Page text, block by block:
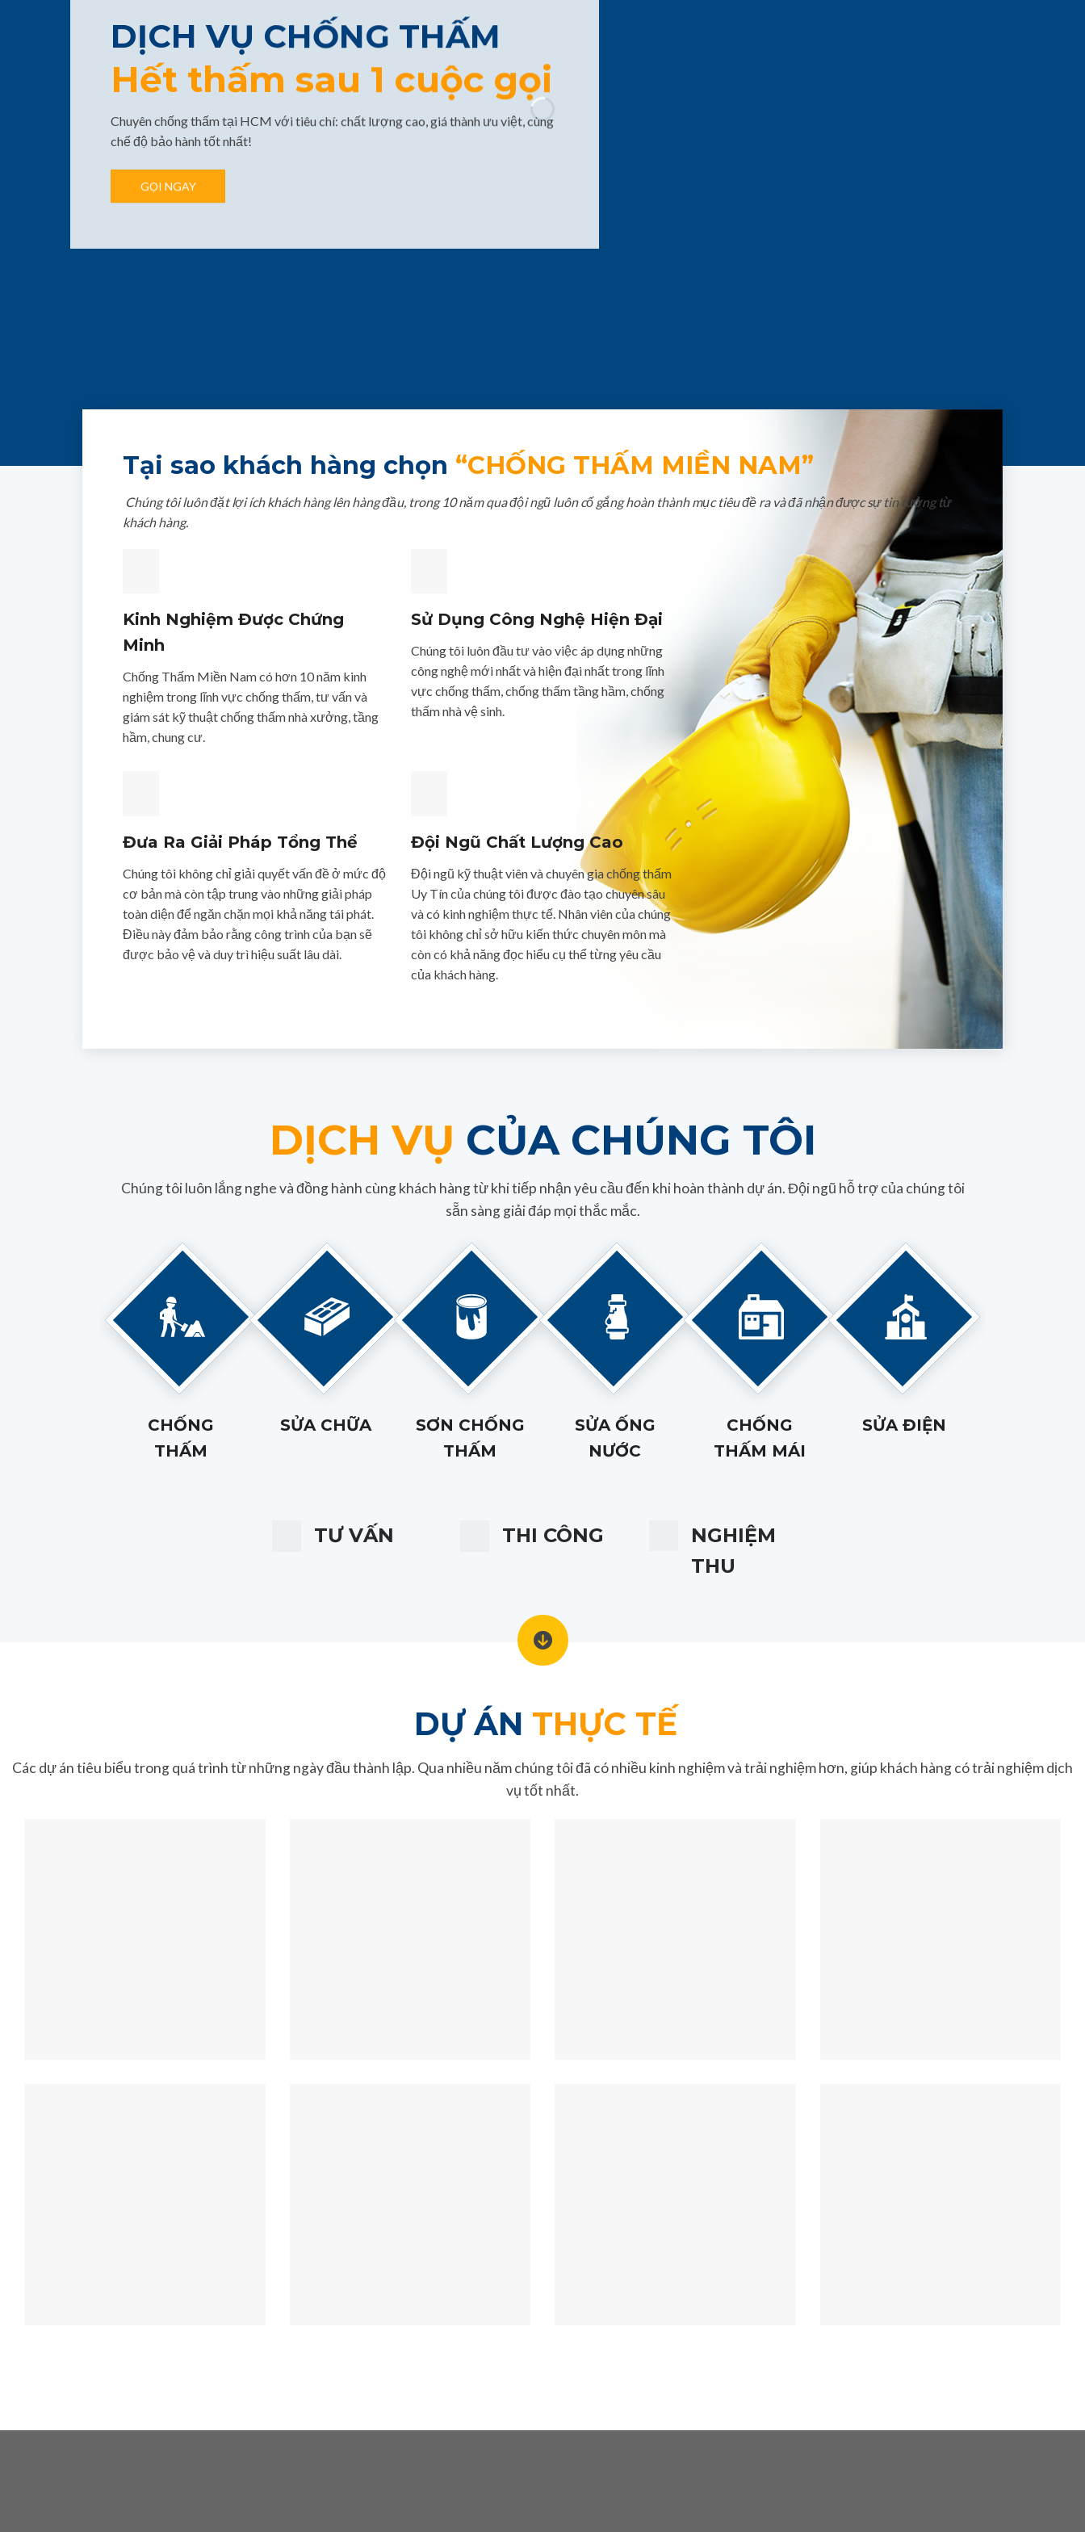
DỊCH VỤ CHỐNG THẤM
Hết thấm sau 1 cuộc gọi
Chuyên chống thấm tại HCM với tiêu chí: chất lượng cao, giá thành ưu việt, cùng
chế độ bảo hành tốt nhất!
GỌI NGAY
Tại sao khách hàng chọn “CHỐNG THẤM MIỀN NAM”
Chúng tôi luôn đặt lợi ích khách hàng lên hàng đầu, trong 10 năm qua đội ngũ luôn cố gắng hoàn thành mục tiêu đề ra và đã nhận được sự tin tưởng từ
khách hàng.
Kinh Nghiệm Được Chứng
Minh
Chống Thấm Miền Nam có hơn 10 năm kinh
nghiệm trong lĩnh vực chống thấm, tư vấn và
giám sát kỹ thuật chống thấm nhà xưởng, tầng
hầm, chung cư.
Sử Dụng Công Nghệ Hiện Đại
Chúng tôi luôn đầu tư vào việc áp dụng những
công nghệ mới nhất và hiện đại nhất trong lĩnh
vực chống thấm, chống thấm tầng hầm, chống
thấm nhà vệ sinh.
Đưa Ra Giải Pháp Tổng Thể
Chúng tôi không chỉ giải quyết vấn đề ở mức độ
cơ bản mà còn tập trung vào những giải pháp
toàn diện để ngăn chặn mọi khả năng tái phát.
Điều này đảm bảo rằng công trình của bạn sẽ
được bảo vệ và duy trì hiệu suất lâu dài.
Đội Ngũ Chất Lượng Cao
Đội ngũ kỹ thuật viên và chuyên gia chống thấm
Uy Tín của chúng tôi được đào tạo chuyên sâu
và có kinh nghiệm thực tế. Nhân viên của chúng
tôi không chỉ sở hữu kiến thức chuyên môn mà
còn có khả năng đọc hiểu cụ thể từng yêu cầu
của khách hàng.
DỊCH VỤ CỦA CHÚNG TÔI
Chúng tôi luôn lắng nghe và đồng hành cùng khách hàng từ khi tiếp nhận yêu cầu đến khi hoàn thành dự án. Đội ngũ hỗ trợ của chúng tôi
sẵn sàng giải đáp mọi thắc mắc.
CHỐNG
THẤM
SỬA CHỮA
SƠN CHỐNG
THẤM
SỬA ỐNG
NƯỚC
CHỐNG
THẤM MÁI
SỬA ĐIỆN
TƯ VẤN THI CÔNG
NGHIỆM
THU
DỰ ÁN THỰC TẾ
Các dự án tiêu biểu trong quá trình từ những ngày đầu thành lập. Qua nhiều năm chúng tôi đã có nhiều kinh nghiệm và trải nghiệm hơn, giúp khách hàng có trải nghiệm dịch
vụ tốt nhất.